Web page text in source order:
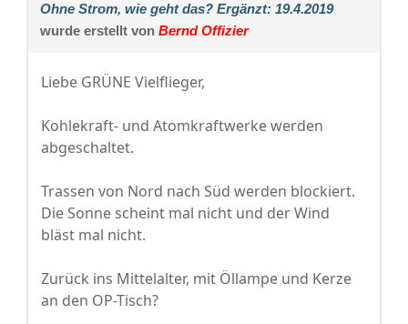
Ohne Strom, wie geht das? Ergänzt: 19.4.2019
wurde erstellt von Bernd Offizier
Liebe GRÜNE Vielflieger,
Kohlekraft- und Atomkraftwerke werden
abgeschaltet.
Trassen von Nord nach Süd werden blockiert.
Die Sonne scheint mal nicht und der Wind
bläst mal nicht.
Zurück ins Mittelalter, mit Öllampe und Kerze
an den OP-Tisch?